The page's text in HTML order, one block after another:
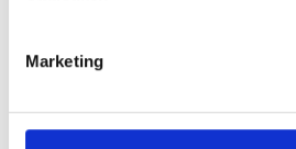
Marketingdie Kassenprüferinnen Beatrix